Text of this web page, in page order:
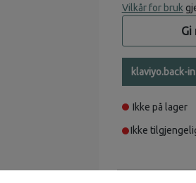
Vilkår for bruk
Gi
klaviyo.back-
Ikke på lager
Ikke